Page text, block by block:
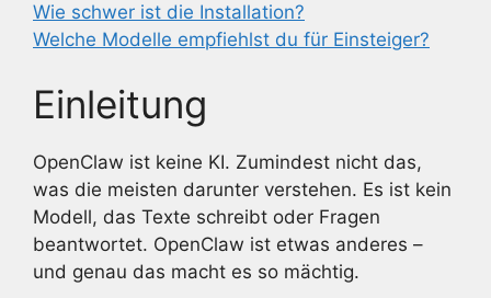
Wie schwer ist die Installation?
Welche Modelle empfiehlst du für Einsteiger?
Einleitung
OpenClaw ist keine KI. Zumindest nicht das,
was die meisten darunter verstehen. Es ist kein
Modell, das Texte schreibt oder Fragen
beantwortet. OpenClaw ist etwas anderes –
und genau das macht es so mächtig.